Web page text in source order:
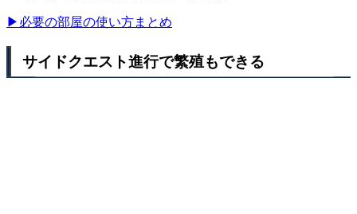
▶必要の部屋の使い方まとめ
サイドクエスト進行で繁殖もできる